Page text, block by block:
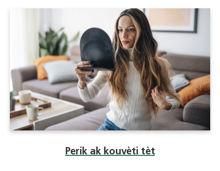
Perik ak kouvèti tèt